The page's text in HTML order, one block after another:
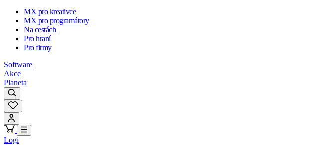
MX pro kreativce
MX pro programátory
Na cestách
Pro hraní
Pro firmy
Software
Akce
Planeta
Logi